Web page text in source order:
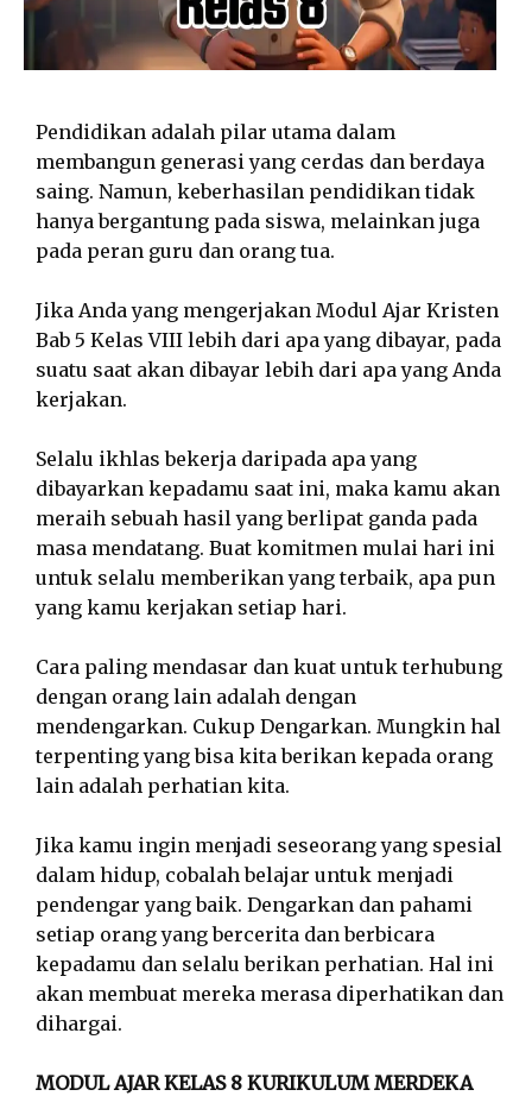
Pendidikan adalah pilar utama dalam
membangun generasi yang cerdas dan berdaya
saing. Namun, keberhasilan pendidikan tidak
hanya bergantung pada siswa, melainkan juga
pada peran guru dan orang tua.
Jika Anda yang mengerjakan Modul Ajar Kristen
Bab 5 Kelas VIII lebih dari apa yang dibayar, pada
suatu saat akan dibayar lebih dari apa yang Anda
kerjakan.
Selalu ikhlas bekerja daripada apa yang
dibayarkan kepadamu saat ini, maka kamu akan
meraih sebuah hasil yang berlipat ganda pada
masa mendatang. Buat komitmen mulai hari ini
untuk selalu memberikan yang terbaik, apa pun
yang kamu kerjakan setiap hari.
Cara paling mendasar dan kuat untuk terhubung
dengan orang lain adalah dengan
mendengarkan. Cukup Dengarkan. Mungkin hal
terpenting yang bisa kita berikan kepada orang
lain adalah perhatian kita.
Jika kamu ingin menjadi seseorang yang spesial
dalam hidup, cobalah belajar untuk menjadi
pendengar yang baik. Dengarkan dan pahami
setiap orang yang bercerita dan berbicara
kepadamu dan selalu berikan perhatian. Hal ini
akan membuat mereka merasa diperhatikan dan
dihargai.
MODUL AJAR KELAS 8 KURIKULUM MERDEKA